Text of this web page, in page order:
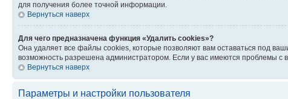
для получения более точной информации.
Вернуться наверх
Для чего предназначена функция «Удалить cookies»?
Она удаляет все файлы cookies, которые позволяют вам оставаться под
возможность разрешена администратором. Если у вас имеются проблемы
Вернуться наверх
Параметры и настройки пользователя